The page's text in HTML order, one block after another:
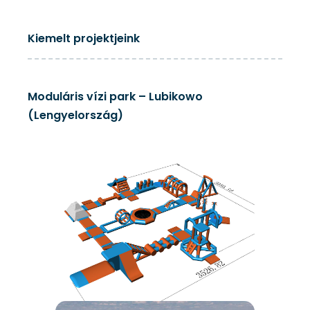
LubikowskieWrocław
Polkowice
Polanica-Zdrój
Kiemelt projektjeink
Moduláris vízi park – Lubikowo
(Lengyelország)